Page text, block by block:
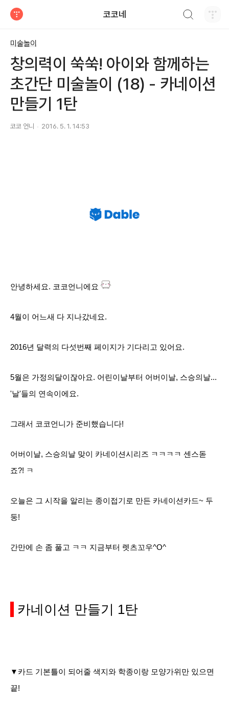
코코네
미술놀이
창의력이 쑥쑥! 아이와 함께하는
초간단 미술놀이 (18) - 카네이션
만들기 1탄
코코 언니 2016. 5. 1. 14:53
안녕하세요. 코코언니에요
4월이 어느새 다 지나갔네요.
2016년 달력의 다섯번째 페이지가 기다리고 있어요.
5월은 가정의달이잖아요. 어린이날부터 어버이날, 스승의날...
'날'들의 연속이에요.
그래서 코코언니가 준비했습니다!
어버이날, 스승의날 맞이 카네이션시리즈 ㅋㅋㅋㅋ 센스돋
죠?! ㅋ
오늘은 그 시작을 알리는 종이접기로 만든 카네이션카드~ 두
둥!
간만에 손 좀 풀고 ㅋㅋ 지금부터 렛츠꼬우^O^
카네이션 만들기 1탄
▼카드 기본틀이 되어줄 색지와 학종이랑 모양가위만 있으면
끝!